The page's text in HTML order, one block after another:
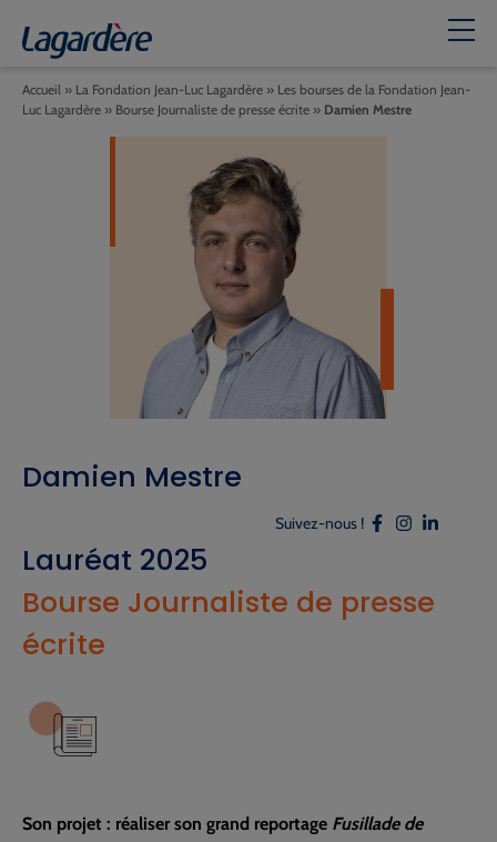
Damien Mestre
Accueil » La Fondation Jean-Luc Lagardère » Les bourses de la Fondation Jean-
Luc Lagardère » Bourse Journaliste de presse écrite » Damien Mestre
Suivez-nous !
Lauréat 2025
Bourse Journaliste de presse
écrite
Son projet : réaliser son grand reportage Fusillade de